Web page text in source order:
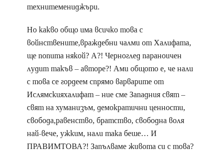
технитемениджъри.
Но какво общо има всичко това с
войнствените,враждебни чалми от Халифата,
ще попита някой? А?! Черноглед параноичен
лудит такъв – авторе?! Ами общото е, че нали
с това се гордеем спрямо варварите от
Ислямскияхалифат – ние сме Западния свят –
свят на хуманизъм, демократични ценности,
свобода,равенство, братство, свободна воля
най-вече, ужким, нали така беше… И
ПРАВИМТОВА?! Запълваме живота си с това?